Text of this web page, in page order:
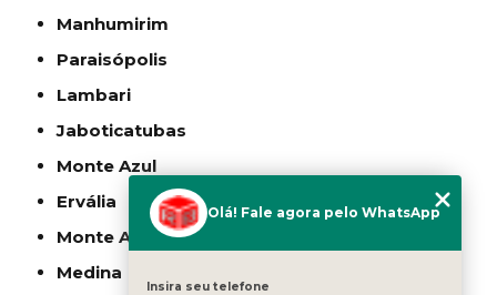
Manhumirim
Paraisópolis
Lambari
Jaboticatubas
Monte Azul
Ervália
Monte Alegre de Minas
Medina
Olá! Fale agora pelo WhatsApp
Insira seu telefone